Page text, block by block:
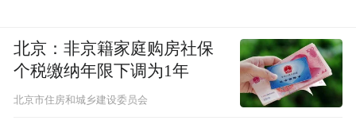
北京：非京籍家庭购房社保
个税缴纳年限下调为1年
北京市住房和城乡建设委员会